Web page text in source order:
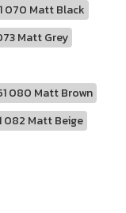
070 Matt Black
Matt Grey
080 Matt Brown
082 Matt Beige